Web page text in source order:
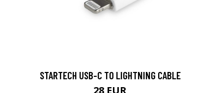
STARTECH USB-C TO LIGHTNING CABLE
28 EUR